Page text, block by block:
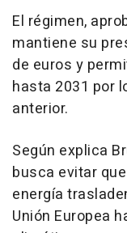
El régimen,
mantiene su
de euros y
hasta 2031 por
anterior.
Según explica
busca evitar
energía
Unión Europea